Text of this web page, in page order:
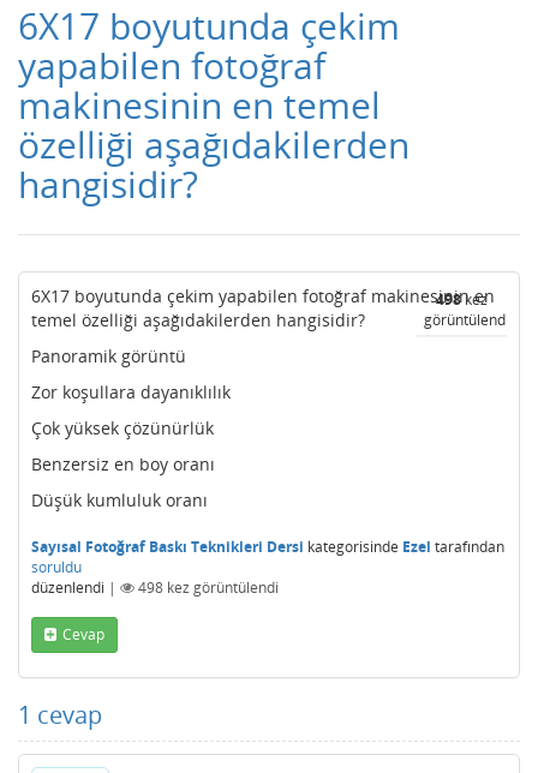
6X17 boyutunda çekim
yapabilen fotoğraf
makinesinin en temel
özelliği aşağıdakilerden
hangisidir?
498kez
görüntülendi
6X17 boyutunda çekim yapabilen fotoğraf makinesinin en
temel özelliği aşağıdakilerden hangisidir?
Panoramik görüntü
Zor koşullara dayanıklılık
Çok yüksek çözünürlük
Benzersiz en boy oranı
Düşük kumluluk oranı
Sayısal Fotoğraf Baskı Teknikleri Dersi kategorisinde Ezel tarafından
soruldu
düzenlendi | 498 kez görüntülendi
Cevap
1 cevap